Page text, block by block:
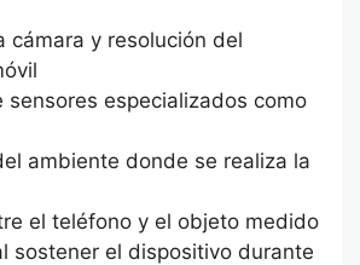
cámara y resolución del
sensores especializados como
ambiente donde se realiza la
el teléfono y el objeto medido
sostener el dispositivo durante